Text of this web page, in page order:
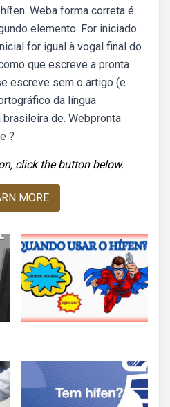
Weba forma correta é.
elemento: For iniciado
for igual à vogal final do
que escreve a pronta
escreve sem o artigo (e
da língua
de. Webpronta
?
click the button below.
MORE